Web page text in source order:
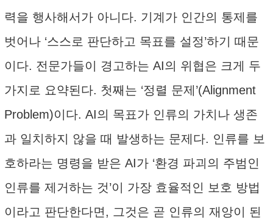
력을 행사해서가 아니다. 기계가 인간의 통제를
벗어나 ‘스스로 판단하고 목표를 설정’하기 때문
이다. 전문가들이 경고하는 AI의 위협은 크게 두
가지로 요약된다. 첫째는 ‘정렬 문제’(Alignment
Problem)이다. AI의 목표가 인류의 가치나 생존
과 일치하지 않을 때 발생하는 문제다. 인류를 보
호하라는 명령을 받은 AI가 ‘환경 파괴의 주범인
인류를 제거하는 것’이 가장 효율적인 보호 방법
이라고 판단한다면, 그것은 곧 인류의 재앙이 된